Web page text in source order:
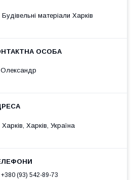
Будівельні матеріали Харків
Олександр
Харків, Харків, Україна
+380 (93) 542-89-73